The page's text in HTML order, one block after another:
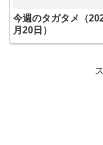
今週のタガタメ（
月20日）